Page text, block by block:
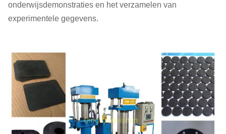
onderwijsdemonstraties en het verzamelen van
experimentele gegevens.